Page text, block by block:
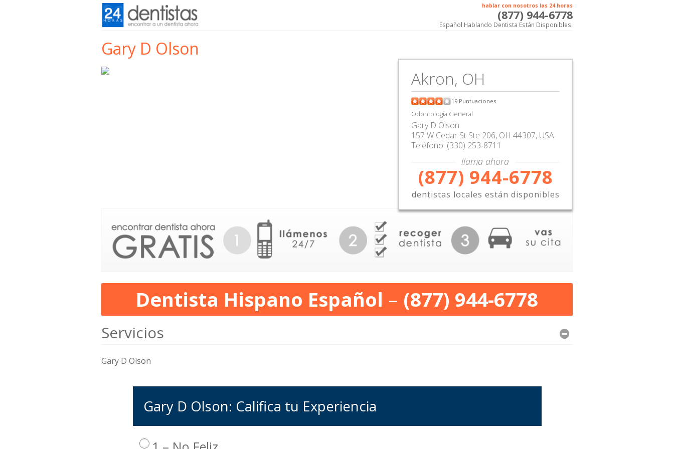
hablar con nosotros las 24 horas
(877) 944-6778
Español Hablando Dentista Están Disponibles.
Gary D Olson
Akron, OH
19 Puntuaciones
Odontología General
Gary D Olson
157 W Cedar St Ste 206, OH 44307, USA
Teléfono: (330) 253-8711
llama ahora
(877) 944-6778
dentistas locales están disponibles
Dentista Hispano Español – (877) 944-6778
Servicios
Gary D Olson
Gary D Olson: Califica tu Experiencia